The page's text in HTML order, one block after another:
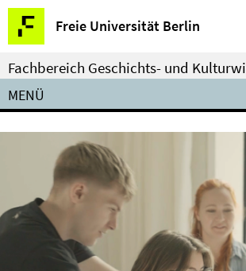
Springe
direkt
zu
Inhalt
Freie Universität Berlin
Service-
Navigation
Fachbereich Geschichts- und
MENÜ